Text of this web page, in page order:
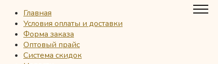
Главная
Условия оплаты и доставки
Форма заказа
Оптовый прайс
Система скидок